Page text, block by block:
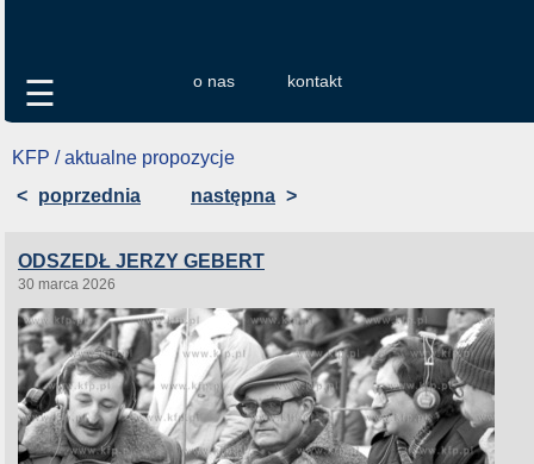
o nas kontakt
☰
KFP / aktualne propozycje
< poprzednia następna >
ODSZEDŁ JERZY GEBERT
30 marca 2026